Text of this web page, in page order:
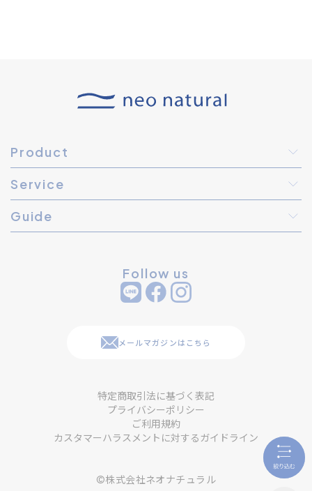
Product
Service
Guide
Follow us
メールマガジンはこちら
特定商取引法に基づく表記
プライバシーポリシー
ご利用規約
カスタマーハラスメントに対するガイドライン
©株式会社ネオナチュラル